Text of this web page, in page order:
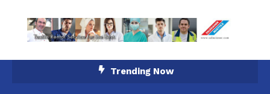
Trending Now